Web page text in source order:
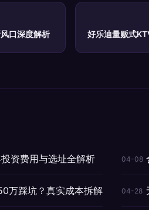
口深度解析
好乐迪量贩式
资费用与选址全解析 04-08
万踩坑？真实成本拆解 04-28